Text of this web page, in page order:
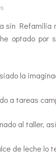
sin
optado por
la
a tareas
al taller,
de leche lo